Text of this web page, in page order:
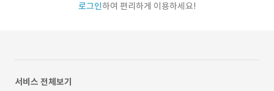
로그인하여 편리하게 이용하세요!
서비스 전체보기